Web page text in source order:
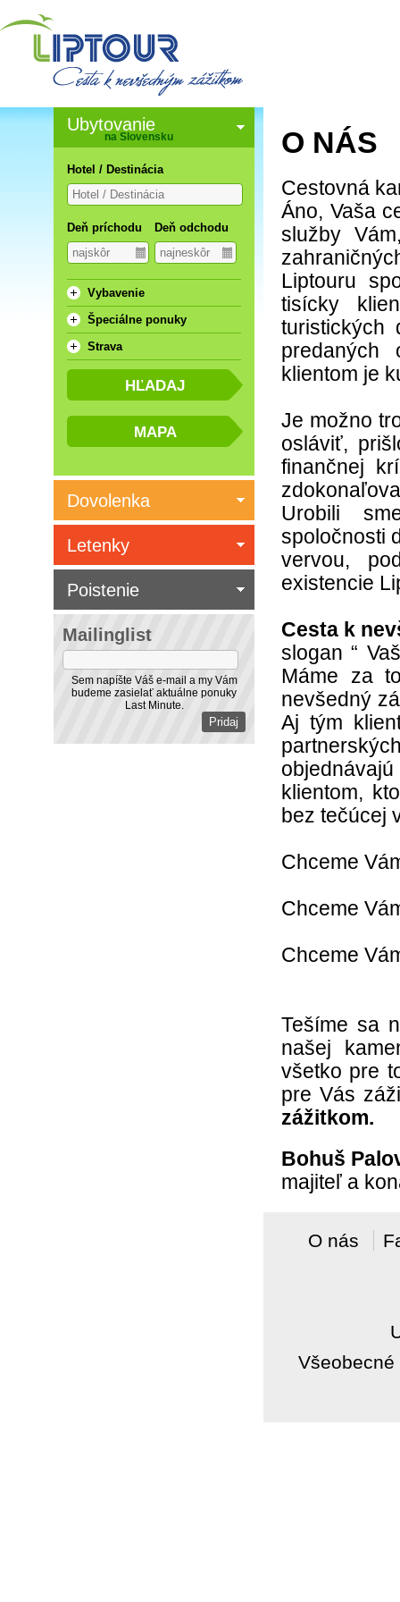
O NÁS
Cestovná
Áno, Vaša
služby
Liptouru
tisícky
turistických
predaných
klientom je
Je možno
osláviť,
finančnej
Urobili
spoločnosti
vervou,
existencie
Cesta k
slogan “
Máme za
nevšedný
Aj tým
klientom,
bez tečúcej
Chceme
Chceme
Chceme
Tešíme sa
našej
všetko pre
pre Vás
zážitkom.
Bohuš
majiteľ a
O nás
Ubytovanie
na Slovensku
Hotel / Destinácia
Deň príchodu Deň odchodu
Vybavenie
Špeciálne ponuky
Strava
Dovolenka
Mailinglist
Sem napíšte Váš e-mail a my Vám
budeme zasielať aktuálne ponuky
Last Minute.
Letenky
Poistenie